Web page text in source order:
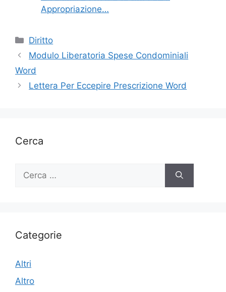
Appropriazione…
Categorie
Diritto
Modulo Liberatoria Spese Condominiali
Word
Lettera Per Eccepire Prescrizione Word
Cerca
Ricerca
Categorie
Altri
Altro